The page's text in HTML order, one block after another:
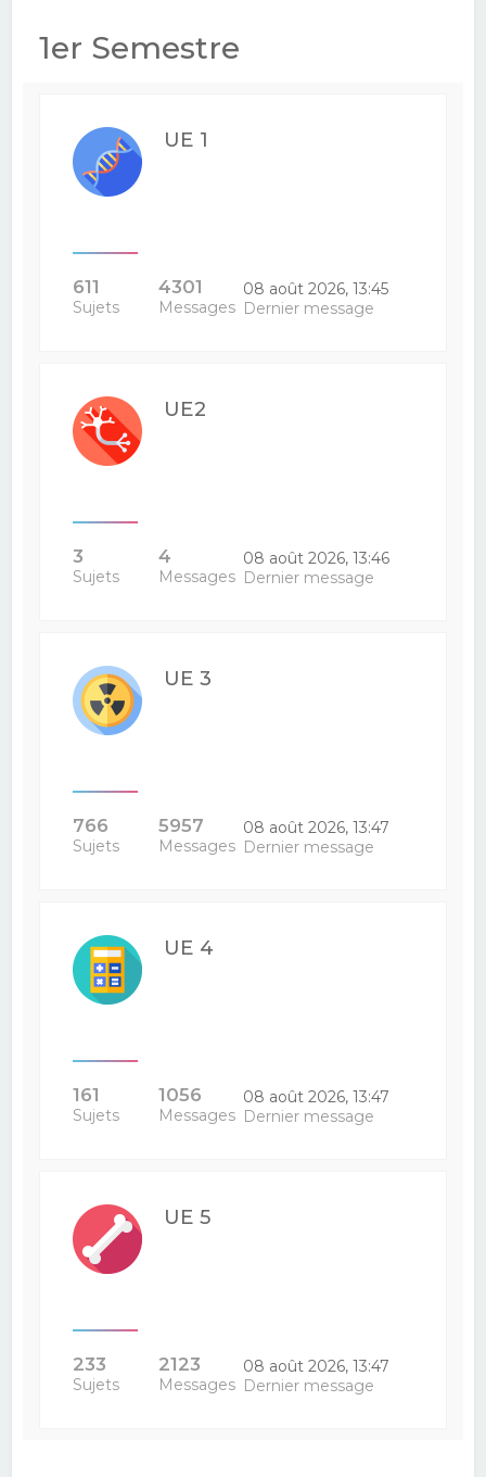
1er Semestre
UE 1
611
Sujets
4301
Messages
08 août 2026, 13:45
Dernier message
UE2
3
Sujets
4
Messages
08 août 2026, 13:46
Dernier message
UE 3
766
Sujets
5957
Messages
08 août 2026, 13:47
Dernier message
UE 4
161
Sujets
1056
Messages
08 août 2026, 13:47
Dernier message
UE 5
233
Sujets
2123
Messages
08 août 2026, 13:47
Dernier message